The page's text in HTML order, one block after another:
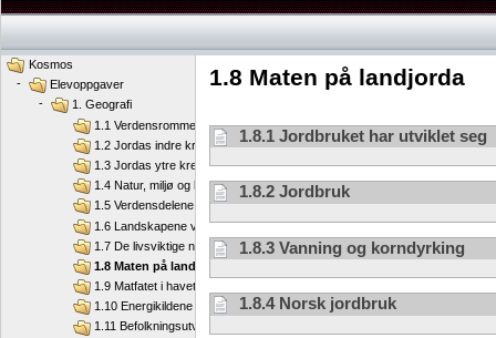
1.8 Maten på landjorda
1.8.1 Jordbruket har utviklet seg
1.8.2 Jordbruk
1.8.3 Vanning og korndyrking
1.8.4 Norsk jordbruk
Kosmos
-
Elevoppgaver
-
1. Geografi
1.1 Verdensrommet og jorda
1.2 Jordas indre krefter
1.3 Jordas ytre krefter
1.4 Natur, miljø og klima
1.5 Verdensdelene
1.6 Landskapene våre
1.7 De livsviktige naturressursene
1.8 Maten på landjorda
1.9 Matfatet i havet
1.10 Energikildene våre
1.11 Befolkningsutvikling